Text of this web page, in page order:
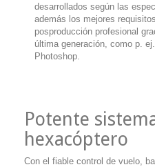
desarrollados según las
además los mejores
posproducción profesional
última generación, como p.
Photoshop.
Potente
hexacóptero
Con el fiable control de vuelo,